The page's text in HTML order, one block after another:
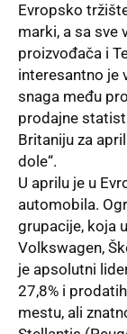
Evropsko
marki, a sa sve
proizvođača i
interesantno je
snaga među
prodajne
Britaniju za
dole“.
U aprilu je u
automobila.
grupacije, koja
Volkswagen,
je apsolutni
27,8% i
mestu, ali